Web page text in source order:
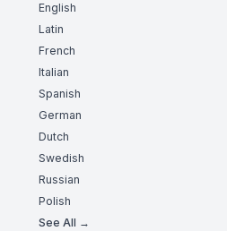
English
Latin
French
Italian
Spanish
German
Dutch
Swedish
Russian
Polish
See All →